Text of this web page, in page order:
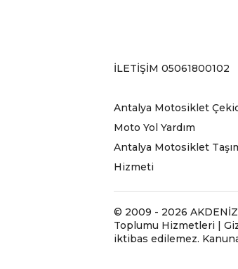
İLETİŞİM 05061800102
Antalya Motosiklet
Moto Yol Yardım
Antalya Motosiklet
Hizmeti
© 2009 - 2026 AKDENİZ
Toplumu Hizmetleri |
iktibas edilemez.